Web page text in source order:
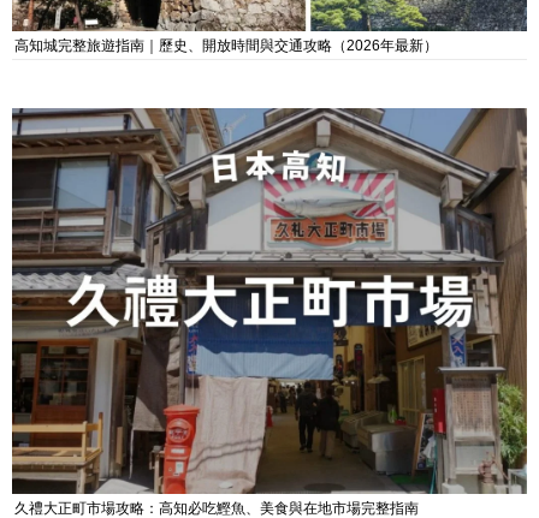
高知城完整旅遊指南｜歷史、開放時間與交通攻略（2026年最新）
久禮大正町市場攻略：高知必吃鰹魚、美食與在地市場完整指南